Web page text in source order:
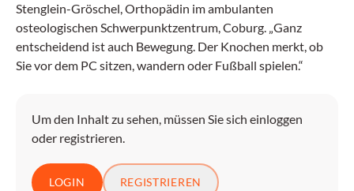
Stenglein-Gröschel, Orthopädin im ambulanten
osteologischen Schwerpunktzentrum, Coburg. „Ganz
entscheidend ist auch Bewegung. Der Knochen merkt, ob
Sie vor dem PC sitzen, wandern oder Fußball spielen.“
Um den Inhalt zu sehen, müssen Sie sich einloggen
oder registrieren.
LOGIN REGISTRIEREN